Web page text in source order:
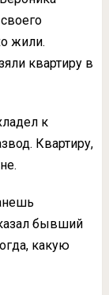
жили.
квартиру в
к
Квартиру,
бывший
какую